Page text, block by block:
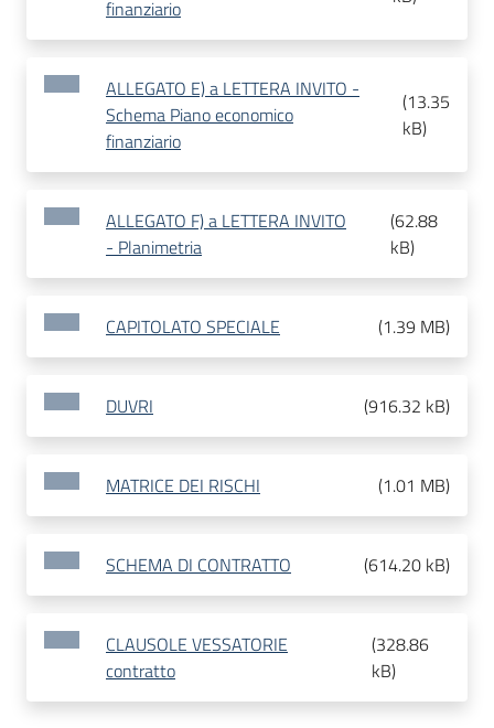
finanziario
ALLEGATO E) a LETTERA INVITO -
Schema Piano economico
finanziario
(13.35
kB)
ALLEGATO F) a LETTERA INVITO
- Planimetria
(62.88
kB)
CAPITOLATO SPECIALE (1.39 MB)
DUVRI (916.32 kB)
MATRICE DEI RISCHI (1.01 MB)
SCHEMA DI CONTRATTO (614.20 kB)
CLAUSOLE VESSATORIE
contratto
(328.86
kB)